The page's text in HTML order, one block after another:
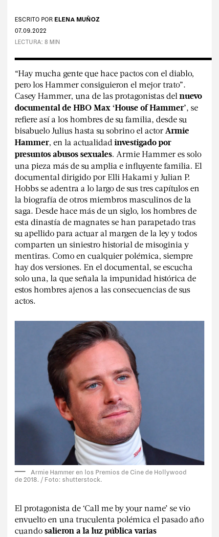
ESCRITO POR ELENA MUÑOZ
07.09.2022
LECTURA: 8 MIN
“Hay mucha gente que hace pactos con el diablo,
pero los Hammer consiguieron el mejor trato”.
Casey Hammer, una de las protagonistas delnuevo
documental de HBO Max ‘House of Hammer’, se
refiere así a los hombres de su familia, desde su
bisabuelo Julius hasta su sobrino el actorArmie
Hammer, en la actualidadinvestigado por
presuntos abusos sexuales. Armie Hammer es solo
una pieza más de su amplia e influyente familia. El
documental dirigido por Elli Hakami y Julian P.
Hobbs se adentra a lo largo de sus tres capítulos en
la biografía de otros miembros masculinos de la
saga. Desde hace más de un siglo, los hombres de
esta dinastía de magnates se han parapetado tras
su apellido para actuar al margen de la ley y todos
comparten un siniestro historial de misoginia y
mentiras. Como en cualquier polémica, siempre
hay dos versiones. En el documental, se escucha
solo una, la que señala la impunidad histórica de
estos hombres ajenos a las consecuencias de sus
actos.
Armie Hammer en los Premios de Cine de Hollywood
de 2018. / Foto: shutterstock.
El protagonista de ‘Call me by your name’ se vio
envuelto en una truculenta polémica el pasado año
cuandosalieron a la luz pública varias
REVISTAS: VIS-À-VIS
MINE